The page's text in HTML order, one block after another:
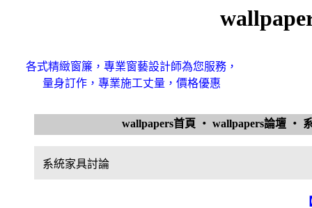
各式精緻窗簾，專業窗藝設計師為您服務，
量身訂作，專業施工丈量，價格優惠
wallpapers首頁 ‧ wallpapers論壇 ‧
系統家具討論